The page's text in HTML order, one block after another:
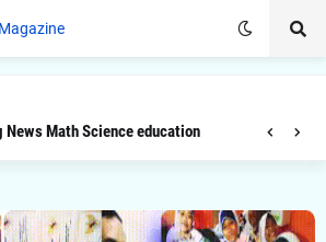
News Math Science education